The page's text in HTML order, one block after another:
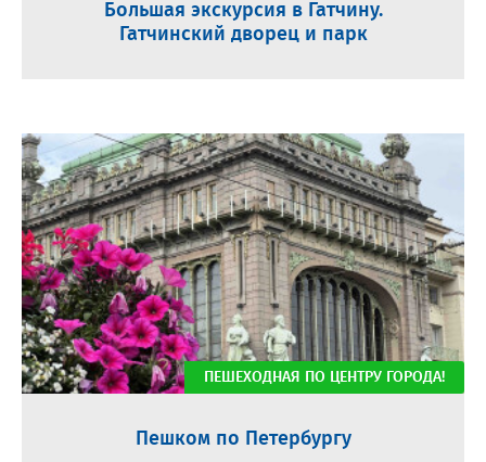
Большая экскурсия в Гатчину.
Гатчинский дворец и парк
Пешком по Петербургу
ПЕШЕХОДНАЯ ПО ЦЕНТРУ ГОРОДА!